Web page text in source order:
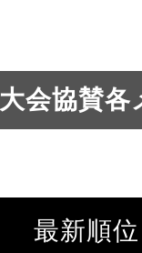
大会協賛各
最新順位